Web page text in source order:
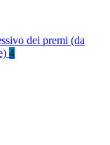
dei premi (da
4